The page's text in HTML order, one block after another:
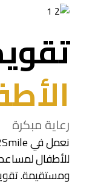
رعاية مبكرة
للأطفال
ومستقيمة.